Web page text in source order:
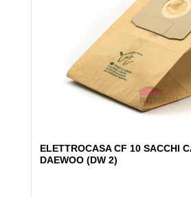
ELETTROCASA CF 10 SACCHI
DAEWOO (DW 2)